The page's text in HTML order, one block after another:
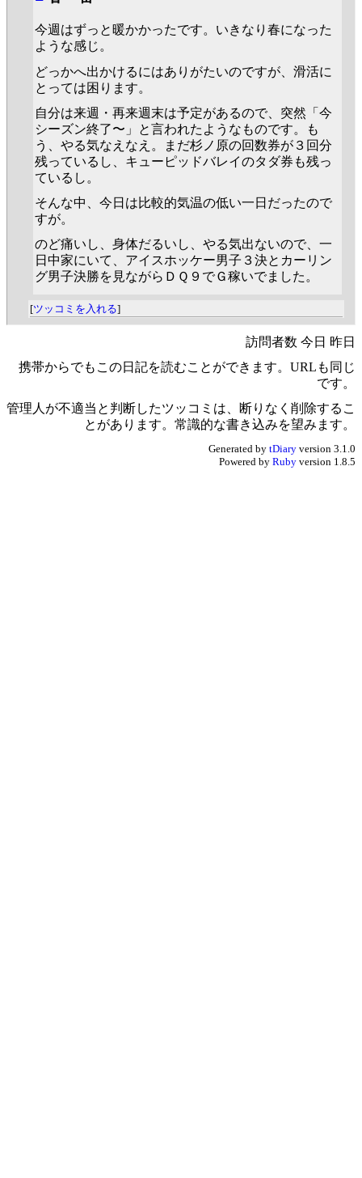
今週はずっと暖かかったです。いきなり春になった
ような感じ。
どっかへ出かけるにはありがたいのですが、滑活に
とっては困ります。
自分は来週・再来週末は予定があるので、突然「今
シーズン終了〜」と言われたようなものです。も
う、やる気なえなえ。まだ杉ノ原の回数券が３回分
残っているし、キューピッドバレイのタダ券も残っ
ているし。
そんな中、今日は比較的気温の低い一日だったので
すが。
のど痛いし、身体だるいし、やる気出ないので、一
日中家にいて、アイスホッケー男子３決とカーリン
グ男子決勝を見ながらＤＱ９でＧ稼いでました。
[ツッコミを入れる]
訪問者数 今日 昨日
携帯からでもこの日記を読むことができます。URLも同じ
です。
管理人が不適当と判断したツッコミは、断りなく削除するこ
とがあります。常識的な書き込みを望みます。
Generated by tDiary version 3.1.0
Powered by Ruby version 1.8.5